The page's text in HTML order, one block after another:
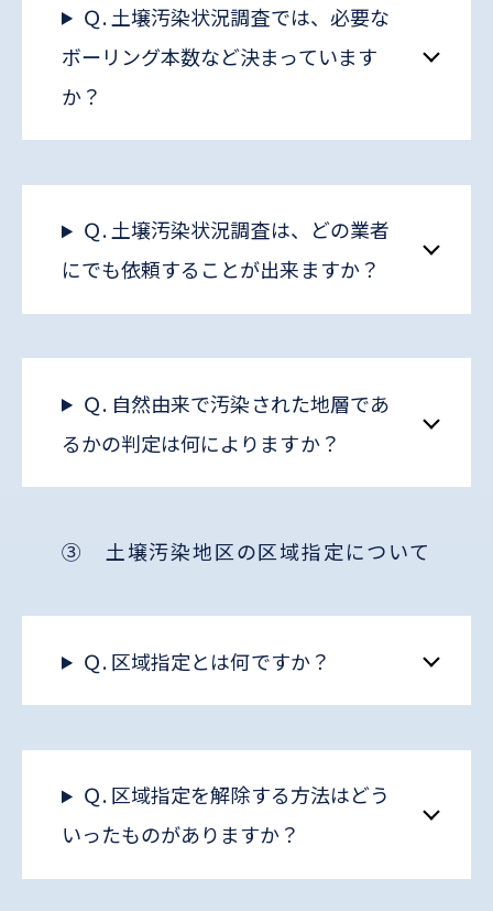
Ｑ. 土壌汚染状況調査では、必要な
ボーリング本数など決まっています
か？
Ｑ. 土壌汚染状況調査は、どの業者
にでも依頼することが出来ますか？
Ｑ. 自然由来で汚染された地層であ
るかの判定は何によりますか？
③ 土壌汚染地区の区域指定について
Ｑ. 区域指定とは何ですか？
Ｑ. 区域指定を解除する方法はどう
いったものがありますか？